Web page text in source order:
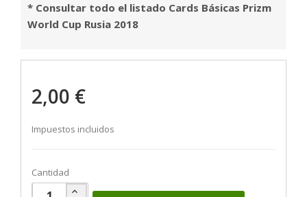
* Consultar todo el listado Cards Básicas Prizm
World Cup Rusia 2018
2,00 €
Impuestos incluidos
Cantidad